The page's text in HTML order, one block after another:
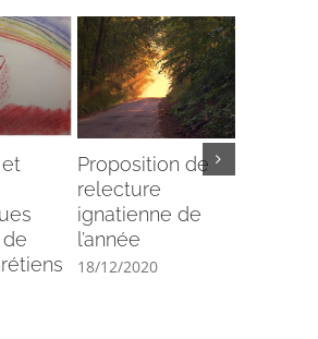
Proposition de
relecture
ignatienne de
l’année
18/12/2020